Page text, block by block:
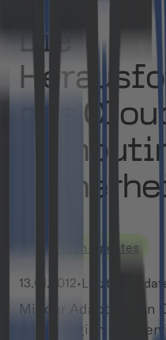
Die
des
Tech Updates
13.01.2012•Letztes
Mit der Adaption von
Technologien und